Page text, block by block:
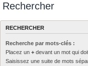
Rechercher
RECHERCHER
Recherche par mots-clés :
Placez un + devant un mot qui
Saisissez une suite de mots